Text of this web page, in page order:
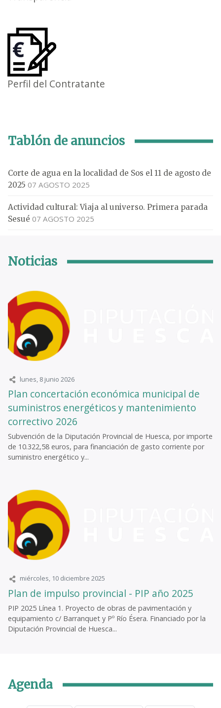
Perfil del Contratante
Tablón de anuncios
Corte de agua en la localidad de Sos el 11 de agosto de
2025 07 AGOSTO 2025
Actividad cultural: Viaja al universo. Primera parada
Sesué 07 AGOSTO 2025
Noticias
lunes, 8 junio 2026
Plan concertación económica municipal de
suministros energéticos y mantenimiento
correctivo 2026
Subvención de la Diputación Provincial de Huesca, por importe
de 10.322,58 euros, para financiación de gasto corriente por
suministro energético y...
miércoles, 10 diciembre 2025
Plan de impulso provincial - PIP año 2025
PIP 2025 Línea 1. Proyecto de obras de pavimentación y
equipamiento c/ Barranquet y Pº Río Ésera. Financiado por la
Diputación Provincial de Huesca...
Agenda